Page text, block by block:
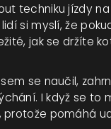
techniku jízdy
si myslí, že
jak se držíte
se naučil,
I když se to
pomáhá